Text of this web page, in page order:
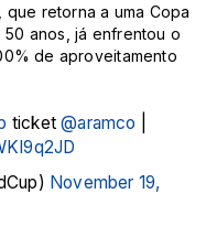
retorna a uma Copa
anos, já enfrentou o
de aproveitamento
ticket ️@aramco
November 19,